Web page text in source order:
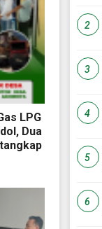
LPG
Dua
2
3
4
5
6